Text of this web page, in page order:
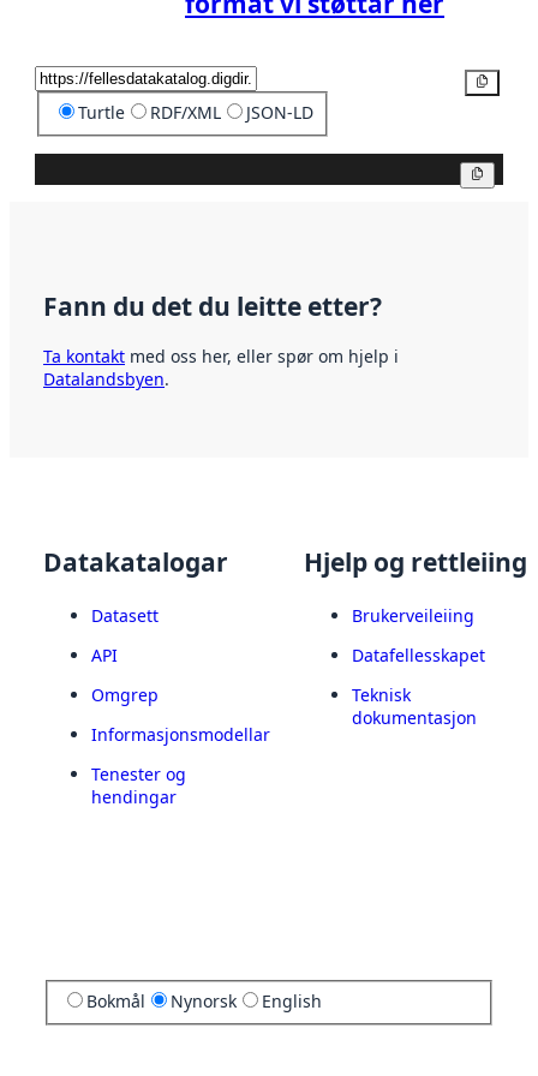
Turtle RDF/XML JSON-LD
Fann du det du leitte etter?
Ta kontakt med oss her, eller spør om hjelp i
Datalandsbyen.
Datakatalogar
Datasett
API
Omgrep
Informasjonsmodellar
Tenester og
hendingar
Hjelp og rettleiing
Brukerveileiing
Datafellesskapet
Teknisk
dokumentasjon
Bokmål Nynorsk English